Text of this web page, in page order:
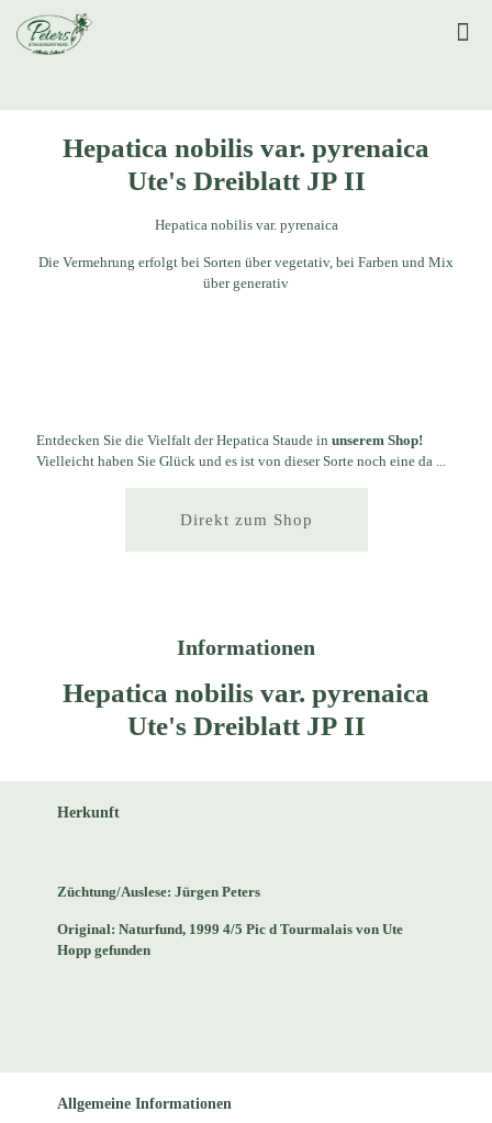
Hepatica nobilis var. pyrenaica
Ute's Dreiblatt JP II
Hepatica nobilis var. pyrenaica
Die Vermehrung erfolgt bei Sorten über vegetativ, bei Farben und Mix
über generativ
Entdecken Sie die Vielfalt der Hepatica Staude in unserem Shop!
Vielleicht haben Sie Glück und es ist von dieser Sorte noch eine da ...
Direkt zum Shop
Informationen
Hepatica nobilis var. pyrenaica
Ute's Dreiblatt JP II
Herkunft
Züchtung/Auslese: Jürgen Peters
Original: Naturfund, 1999 4/5 Pic d Tourmalais von Ute
Hopp gefunden
Allgemeine Informationen